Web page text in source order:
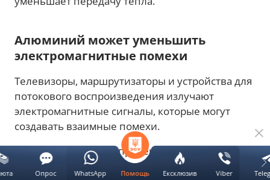
Алюминий может уменьшить
электромагнитные помехи
Телевизоры, маршрутизаторы и устройства для
потокового воспроизведения излучают
электромагнитные сигналы, которые могут
создавать взаимные помехи.
Алюминий является проверенным материалом
для экранирования таких помех. Исследование,
Помощь Ексклюзив Viber
Опрос WhatsApp